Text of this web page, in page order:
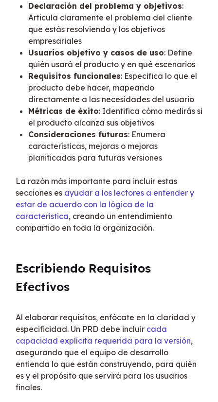
Declaración del problema y objetivos:
Articula claramente el problema del cliente
que estás resolviendo y los objetivos
empresariales
Usuarios objetivo y casos de uso: Define
quién usará el producto y en qué escenarios
Requisitos funcionales: Especifica lo que el
producto debe hacer, mapeando
directamente a las necesidades del usuario
Métricas de éxito: Identifica cómo medirás si
el producto alcanza sus objetivos
Consideraciones futuras: Enumera
características, mejoras o mejoras
planificadas para futuras versiones
La razón más importante para incluir estas
secciones es ayudar a los lectores a entender y
estar de acuerdo con la lógica de la
característica, creando un entendimiento
compartido en toda la organización.
Escribiendo Requisitos
Efectivos
Al elaborar requisitos, enfócate en la claridad y
especificidad. Un PRD debe incluir cada
capacidad explícita requerida para la versión,
asegurando que el equipo de desarrollo
entienda lo que están construyendo, para quién
es y el propósito que servirá para los usuarios
finales.